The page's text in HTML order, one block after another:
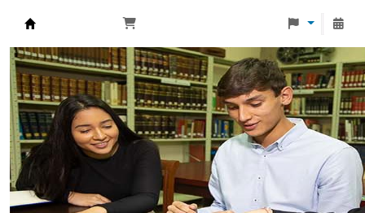
Biblioteca Universidad Monteávila